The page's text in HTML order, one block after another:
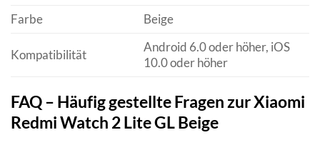
Farbe
Beige
Kompatibilität
Android 6.0 oder höher, iOS
10.0 oder höher
FAQ – Häufig gestellte Fragen zur Xiaomi
Redmi Watch 2 Lite GL Beige